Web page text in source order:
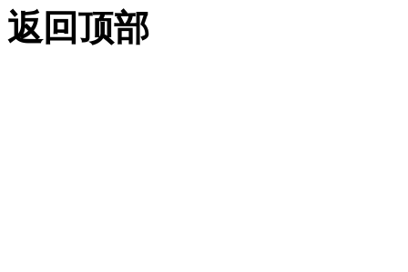
返回顶部